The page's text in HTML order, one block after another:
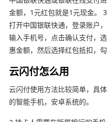
金额，1元红包就是1元现金。
打开中国银联快通，登录账户
输入手机号，点击确认支付，
惠金额，然后选择红包抵扣，
云闪付怎么用
云闪付使用方法比较简单，具
的智能手机，安卓系统的。